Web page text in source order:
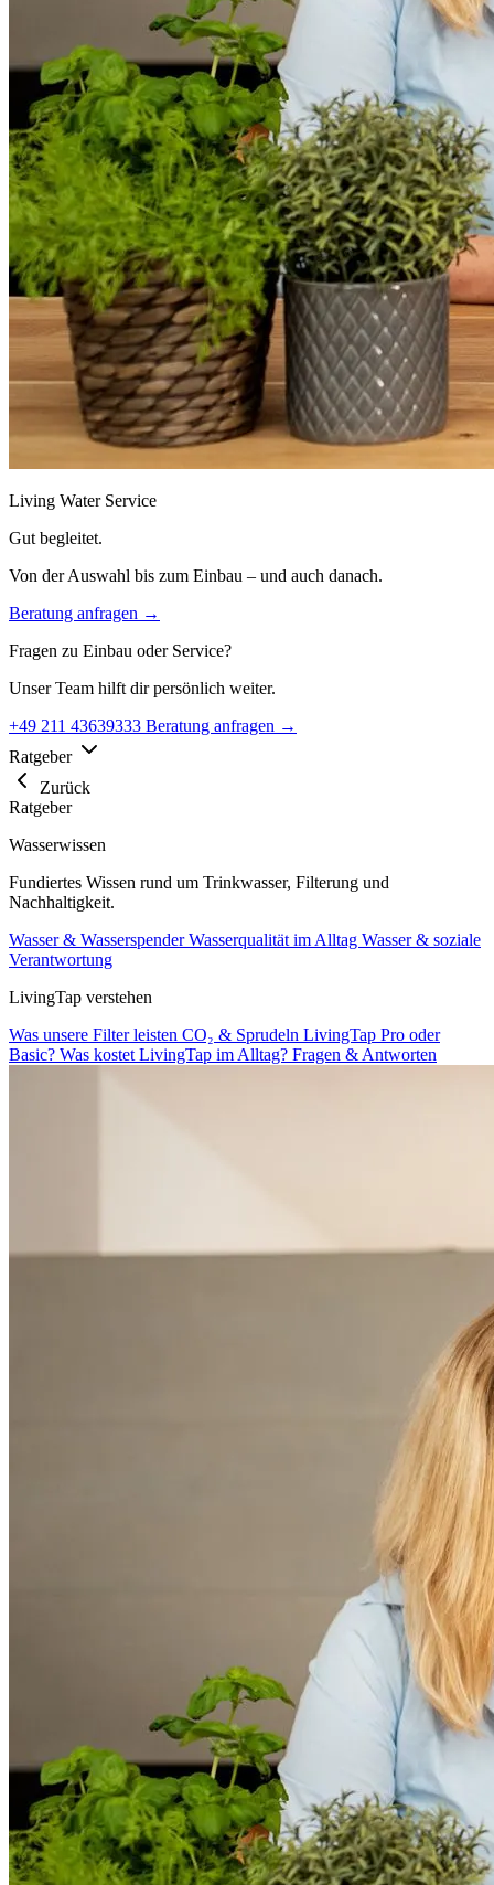
Living Water Service
Gut begleitet.
Von der Auswahl bis zum Einbau – und auch danach.
Beratung anfragen →
Fragen zu Einbau oder Service?
Unser Team hilft dir persönlich weiter.
+49 211 43639333 Beratung anfragen →
Ratgeber
Zurück
Ratgeber
Wasserwissen
Fundiertes Wissen rund um Trinkwasser, Filterung und
Nachhaltigkeit.
Wasser & WasserspenderWasserqualität im Alltag Wasser & soziale
Verantwortung
LivingTap verstehen
Was unsere Filter leisten CO₂ & Sprudeln LivingTap Pro oder
Basic? Was kostet LivingTap im Alltag? Fragen & Antworten